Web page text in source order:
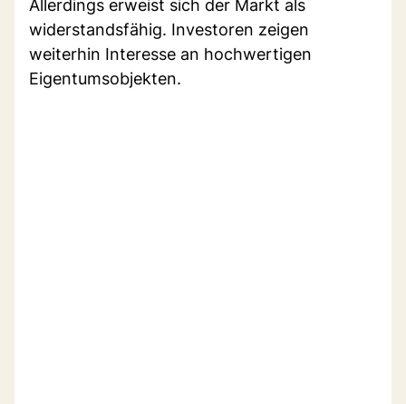
Allerdings erweist sich der Markt als
widerstandsfähig. Investoren zeigen
weiterhin Interesse an hochwertigen
Eigentumsobjekten.